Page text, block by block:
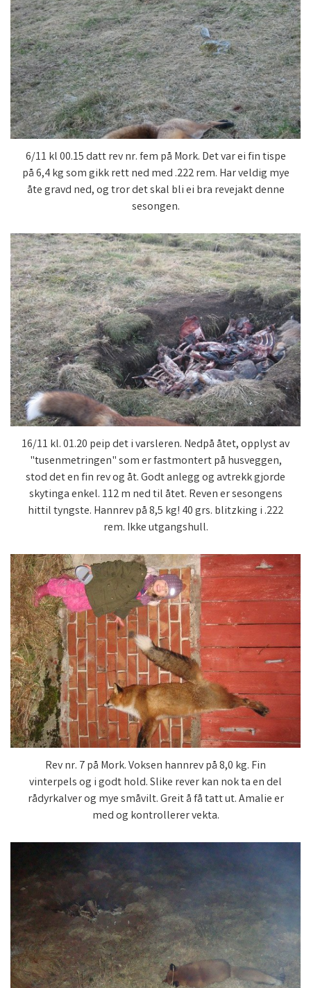
6/11 kl 00.15 datt rev nr. fem på Mork. Det var ei fin tispe
på 6,4 kg som gikk rett ned med .222 rem. Har veldig mye
åte gravd ned, og tror det skal bli ei bra revejakt denne
sesongen.
16/11 kl. 01.20 peip det i varsleren. Nedpå åtet, opplyst av
"tusenmetringen" som er fastmontert på husveggen,
stod det en fin rev og åt. Godt anlegg og avtrekk gjorde
skytinga enkel. 112 m ned til åtet. Reven er sesongens
hittil tyngste. Hannrev på 8,5 kg! 40 grs. blitzking i .222
rem. Ikke utgangshull.
Rev nr. 7 på Mork. Voksen hannrev på 8,0 kg. Fin
vinterpels og i godt hold. Slike rever kan nok ta en del
rådyrkalver og mye småvilt. Greit å få tatt ut. Amalie er
med og kontrollerer vekta.